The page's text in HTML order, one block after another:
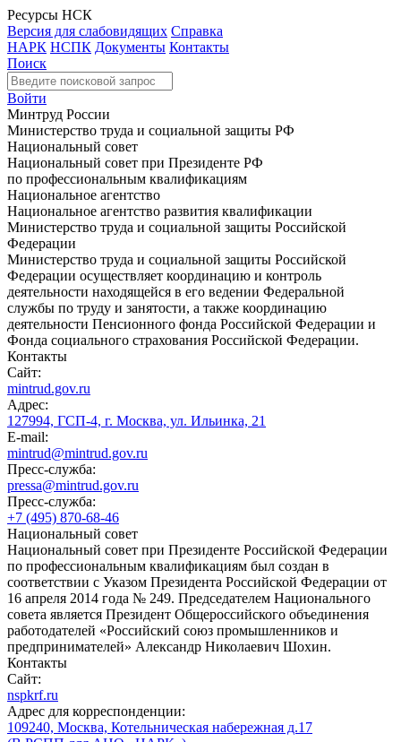
Ресурсы НСК
Версия для слабовидящих Справка
НАРК НСПК Документы Контакты
Поиск
Войти
Минтруд России
Министерство труда и социальной защиты РФ
Национальный совет
Национальный совет при Президенте РФ
по профессиональным квалификациям
Национальное агентство
Национальное агентство развития квалификации
Министерство труда и социальной защиты Российской
Федерации
Министерство труда и социальной защиты Российской
Федерации осуществляет координацию и контроль
деятельности находящейся в его ведении Федеральной
службы по труду и занятости, а также координацию
деятельности Пенсионного фонда Российской Федерации и
Фонда социального страхования Российской Федерации.
Контакты
Сайт:
mintrud.gov.ru
Адрес:
127994, ГСП-4, г. Москва, ул. Ильинка, 21
E-mail:
mintrud@mintrud.gov.ru
Пресс-служба:
pressa@mintrud.gov.ru
Пресс-служба:
+7 (495) 870-68-46
Национальный совет
Национальный совет при Президенте Российской Федерации
по профессиональным квалификациям был создан в
соответствии с Указом Президента Российской Федерации от
16 апреля 2014 года № 249. Председателем Национального
совета является Президент Общероссийского объединения
работодателей «Российский союз промышленников и
предпринимателей» Александр Николаевич Шохин.
Контакты
Сайт:
nspkrf.ru
Адрес для корреспонденции:
109240, Москва, Котельническая набережная д.17